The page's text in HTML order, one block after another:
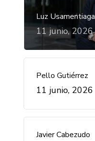
Luz Usamentiaga
11 junio, 2026
Pello Gutiérrez
11 junio, 2026
Javier Cabezudo